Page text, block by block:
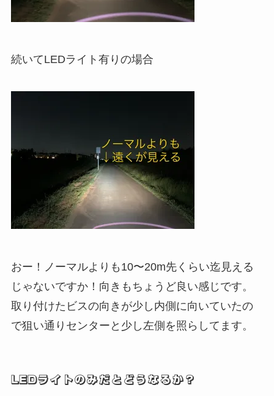
続いてLEDライト有りの場合
おー！ノーマルよりも10〜20m先くらい迄見える
じゃないですか！向きもちょうど良い感じです。
取り付けたビスの向きが少し内側に向いていたの
で狙い通りセンターと少し左側を照らしてます。
LEDライトのみだとどうなるか？